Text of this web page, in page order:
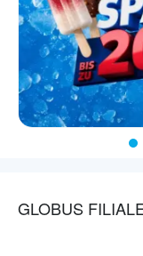
GLOBUS